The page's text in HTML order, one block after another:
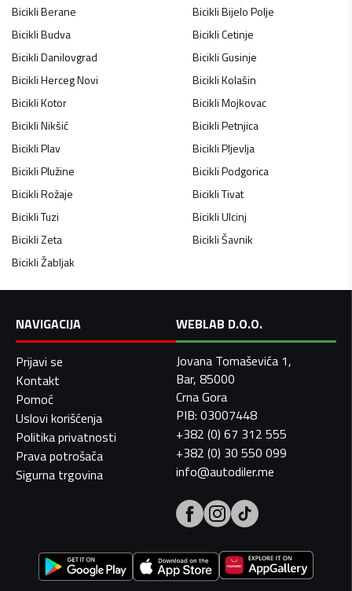
BicikliBerane BicikliBijelo Polje
BicikliBudva BicikliCetinje
BicikliDanilovgrad BicikliGusinje
BicikliHerceg Novi BicikliKolašin
BicikliKotor BicikliMojkovac
BicikliNikšić BicikliPetnjica
BicikliPlav BicikliPljevlja
BicikliPlužine BicikliPodgorica
BicikliRožaje BicikliTivat
BicikliTuzi BicikliUlcinj
BicikliZeta BicikliŠavnik
BicikliŽabljak
NAVIGACIJA
Prijavi se
Kontakt
Pomoć
Uslovi korišćenja
Politika privatnosti
Prava potrošača
Sigurna trgovina
WEBLAB D.O.O.
Jovana Tomaševića 1,
Bar, 85000
Crna Gora
PIB: 03007448
+382 (0) 67 312 555
+382 (0) 30 550 099
info@autodiler.me